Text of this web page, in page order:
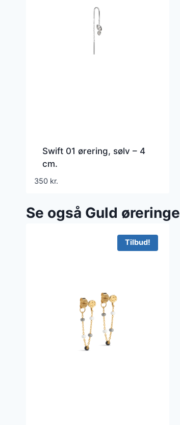
Swift 01 ørering, sølv – 4
cm.
350 kr.
Se også Guld øreringe
Tilbud!